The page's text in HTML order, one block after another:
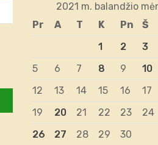
2021 m. balandžio
Pr
A T K Pn Š
1
2 3
5
6 7 8 9 10
12
13 14 15 16 17
19
20 21 22 23 24
26
27 28 29 30